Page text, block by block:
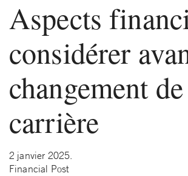
Aspects
considérer
changement de
carrière
2 janvier 2025.
Financial Post